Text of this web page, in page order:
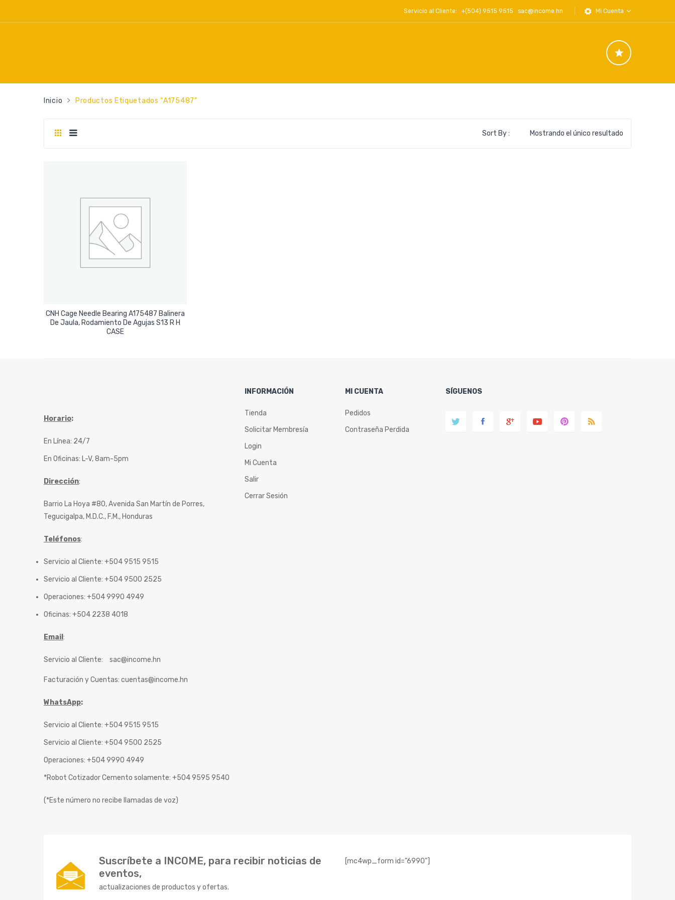
Servicio al Cliente: +(504) 9515 9515 sac@income.hn Mi Cuenta
Inicio Productos Etiquetados “A175487”
Mostrando el único resultado
Sort By :
CNH Cage Needle Bearing A175487 Balinera
De Jaula, Rodamiento De Agujas S13 R H
CASE
Leer Más
Horario:
En Línea: 24/7
En Oficinas: L-V, 8am-5pm
Dirección:
Barrio La Hoya #80, Avenida San Martín de Porres,
Tegucigalpa, M.D.C., F.M., Honduras
Teléfonos:
Servicio al Cliente: +504 9515 9515
Servicio al Cliente: +504 9500 2525
Operaciones: +504 9990 4949
Oficinas: +504 2238 4018
Email :
Servicio al Cliente: sac@income.hn
Facturación y Cuentas: cuentas@income.hn
WhatsApp:
Servicio al Cliente: +504 9515 9515
Servicio al Cliente: +504 9500 2525
Operaciones: +504 9990 4949
*Robot Cotizador Cemento solamente: +504 9595 9540
(*Este número no recibe llamadas de voz)
INFORMACIÓN
Tienda
Solicitar Membresía
Login
Mi Cuenta
Salir
Cerrar Sesión
MI CUENTA
Pedidos
Contraseña Perdida
SÍGUENOS
Suscríbete a INCOME, para recibir noticias de
eventos,
actualizaciones de productos y ofertas.
[mc4wp_form id="6990"]